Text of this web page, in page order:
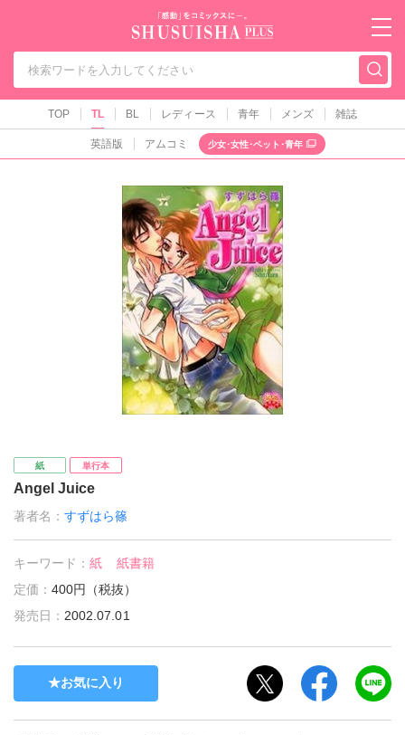
秋水社PLUS（テ
TOP TL BL レディース 青年 メンズ 雑誌
英語版 アムコミ 少女･女性･ペット･青年
紙 単行本
Angel Juice
著者名：すずはら篠
キーワード：紙
紙書籍
定価：400円（税抜）
発売日： 2002.07.01
お気に入り